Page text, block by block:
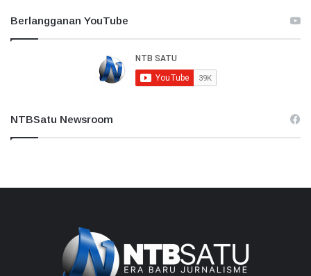
Berlangganan YouTube
NTBSatu Newsroom